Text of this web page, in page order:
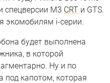
спецверсии M3 CRT и GTS.
экомобилям i-серии.
будет выполнена
в которой
Ну и по
под капотом, которая